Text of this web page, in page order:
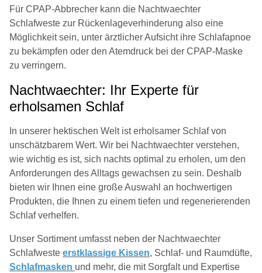
Für CPAP-Abbrecher kann die Nachtwaechter
Schlafweste zur Rückenlageverhinderung also eine
Möglichkeit sein, unter ärztlicher Aufsicht ihre Schlafapnoe
zu bekämpfen oder den Atemdruck bei der CPAP-Maske
zu verringern.
Nachtwaechter: Ihr Experte für
erholsamen Schlaf
In unserer hektischen Welt ist erholsamer Schlaf von
unschätzbarem Wert. Wir bei Nachtwaechter verstehen,
wie wichtig es ist, sich nachts optimal zu erholen, um den
Anforderungen des Alltags gewachsen zu sein. Deshalb
bieten wir Ihnen eine große Auswahl an hochwertigen
Produkten, die Ihnen zu einem tiefen und regenerierenden
Schlaf verhelfen.
Unser Sortiment umfasst neben der Nachtwaechter
Schlafweste erstklassige Kissen, Schlaf- und Raumdüfte,
Schlafmasken und mehr, die mit Sorgfalt und Expertise